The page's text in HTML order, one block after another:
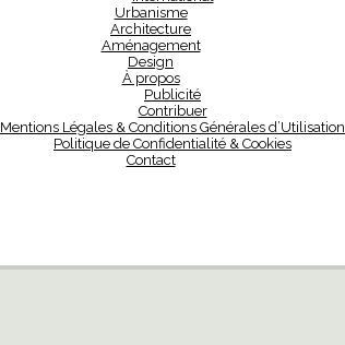
Urbanisme
Architecture
Aménagement
Design
À propos
Publicité
Contribuer
Mentions Légales & Conditions Générales d’Utilisation
Politique de Confidentialité & Cookies
Contact